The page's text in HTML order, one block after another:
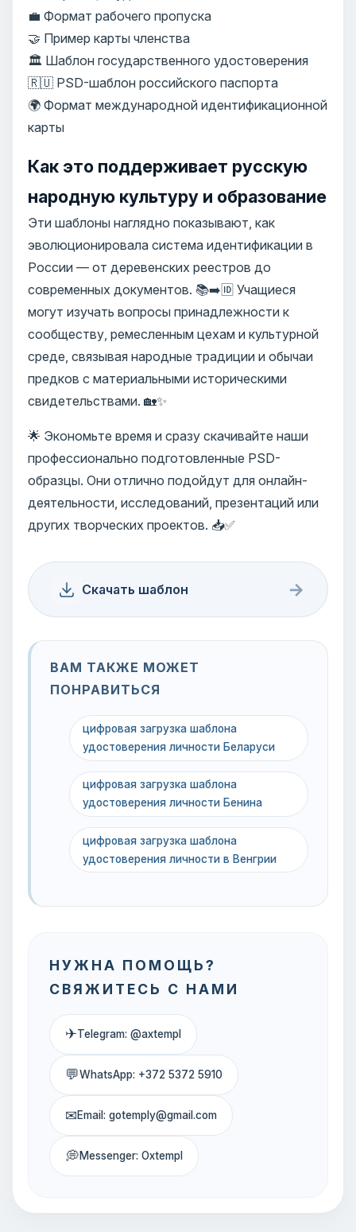
💼 Формат рабочего пропуска
🤝 Пример карты членства
🏛️ Шаблон государственного удостоверения
🇷🇺 PSD-шаблон российского паспорта
🌍 Формат международной идентификационной
карты
Как это поддерживает русскую
народную культуру и образование
Эти шаблоны наглядно показывают, как
эволюционировала система идентификации в
России — от деревенских реестров до
современных документов. 📚➡️🆔 Учащиеся
могут изучать вопросы принадлежности к
сообществу, ремесленным цехам и культурной
среде, связывая народные традиции и обычаи
предков с материальными историческими
свидетельствами. 🏡✨
🌟 Экономьте время и сразу скачивайте наши
профессионально подготовленные PSD-
образцы. Они отлично подойдут для онлайн-
деятельности, исследований, презентаций или
других творческих проектов. 📥✅
Скачать шаблон →
ВАМ ТАКЖЕ МОЖЕТ
ПОНРАВИТЬСЯ
цифровая загрузка шаблона
удостоверения личности Беларуси
цифровая загрузка шаблона
удостоверения личности Бенина
цифровая загрузка шаблона
удостоверения личности в Венгрии
НУЖНА ПОМОЩЬ?
СВЯЖИТЕСЬ С НАМИ
✈Telegram: @axtempl
💬WhatsApp: +372 5372 5910
✉Email: gotemply@gmail.com
💭Messenger: Oxtempl